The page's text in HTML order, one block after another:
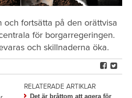
och fortsätta på den orättvisa
för borgarregeringen.
och skillnaderna öka.
RELATERADE ARTIKLAR
Det är bråttom att agera för